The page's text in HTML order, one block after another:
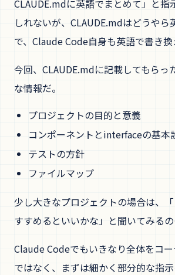
CLAUDE.mdに英語でまとめて」と指
しれないが、CLAUDE.mdはどうやら
で、Claude Code自身も英語で書き換
今回、CLAUDE.mdに記載してもらっ
な情報だ。
プロジェクトの目的と意義
コンポーネントとinterfaceの基本
テストの方針
ファイルマップ
少し大きなプロジェクトの場合は、
すすめるといいかな」と聞いてみるの
Claude Codeでもいきなり全体をコ
ではなく、まずは細かく部分的な指示